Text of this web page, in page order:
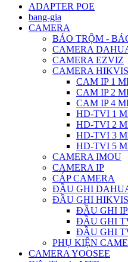
ADAPTER POE
bang-gia
CAMERA
BÁO TRỘM -
CAMERA
CAMERA EZVIZ
CAMERA
CAM IP 1
CAM IP 2
CAM IP 4
HD-TVI 1
HD-TVI 2
HD-TVI 3
HD-TVI 5
CAMERA IMOU
CAMERA IP
CÁP CAMERA
ĐẦU GHI
ĐẦU GHI
ĐẦU GHI
ĐẦU GHI
ĐẦU GHI
PHỤ KIỆN
CAMERA YOOSEE